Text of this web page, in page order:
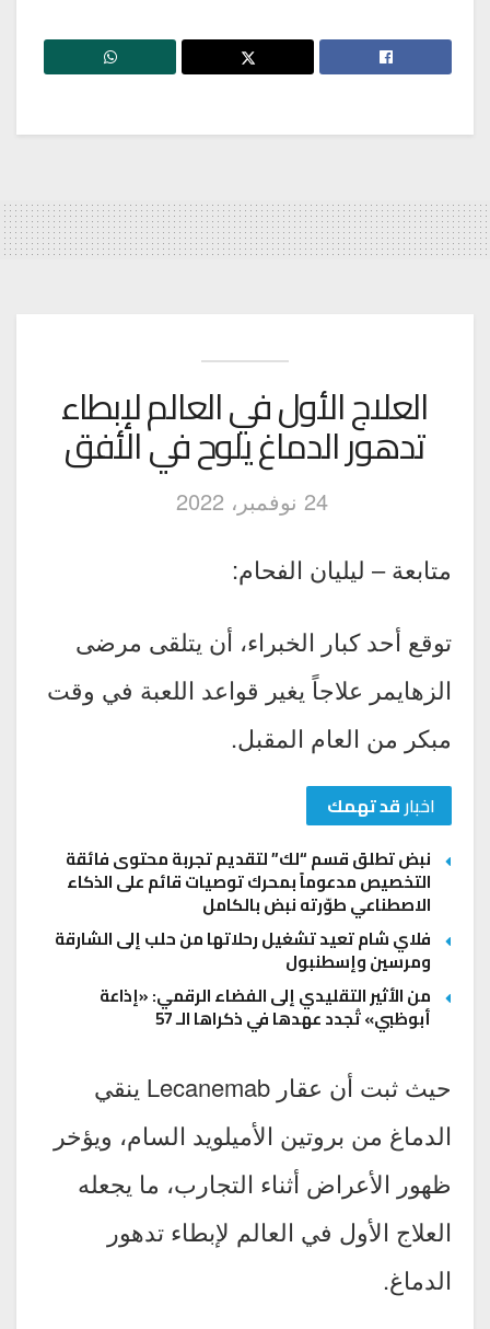
العلاج الأول في العالم لإبطاء
تدهور الدماغ يلوح في الأفق
24 نوفمبر، 2022
متابعة – ليليان الفحام:
توقع أحد كبار الخبراء، أن يتلقى مرضى
الزهايمر علاجاً يغير قواعد اللعبة في وقت
مبكر من العام المقبل.
اخبارقد تهمك
نبض تطلق قسم “لك” لتقديم تجربة محتوى فائقة
التخصيص مدعوماً بمحرك توصيات قائم على الذكاء
الاصطناعي طوّرته نبض بالكامل
فلاي شام تعيد تشغيل رحلاتها من حلب إلى الشارقة
ومرسين وإسطنبول
من الأثير التقليدي إلى الفضاء الرقمي: «إذاعة
أبوظبي» تُجدد عهدها في ذكراها الـ 57
حيث ثبت أن عقار Lecanemab ينقي
الدماغ من بروتين الأميلويد السام، ويؤخر
ظهور الأعراض أثناء التجارب، ما يجعله
العلاج الأول في العالم لإبطاء تدهور
الدماغ.